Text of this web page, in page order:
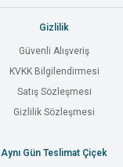
Gizlilik
Güvenli Alışveriş
KVKK Bilgilendirmesi
Satış Sözleşmesi
Gizlilik Sözleşmesi
Aynı Gün Teslimat Çiçek